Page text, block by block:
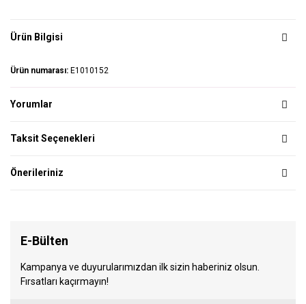
Ürün Bilgisi
Ürün numarası: E1010152
Yorumlar
Taksit Seçenekleri
Önerileriniz
E-Bülten
Kampanya ve duyurularımızdan ilk sizin haberiniz olsun.
Fırsatları kaçırmayın!